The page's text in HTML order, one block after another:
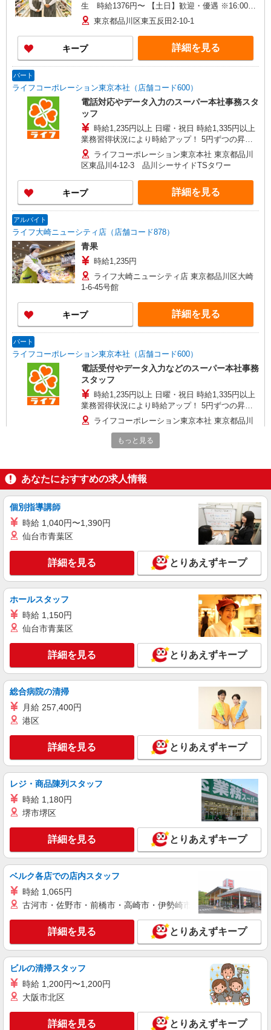
生 時給1376円〜 【土日】歓迎・優遇 ※16:00〜
21:00 時給＋100円 ※21:00〜翌2:00 時給＋200
円
東京都品川区東五反田2-10-1
キープ 詳細を見る
パート
ライフコーポレーション東京本社（店舗コード600）
電話対応やデータ入力のスーパー本社事務スタ
ッフ
時給1,235円以上 日曜・祝日 時給1,335円以上
業務習得状況により時給アップ！ 5円ずつの昇給
ステップで最大200円加給！
ライフコーポレーション東京本社 東京都品川
区東品川4-12-3 品川シーサイドTSタワー
キープ 詳細を見る
アルバイト
ライフ大崎ニューシティ店（店舗コード878）
青果
時給1,235円
ライフ大崎ニューシティ店 東京都品川区大崎
1-6-45号館
キープ 詳細を見る
パート
ライフコーポレーション東京本社（店舗コード600）
電話受付やデータ入力などのスーパー本社事務
スタッフ
時給1,235円以上 日曜・祝日 時給1,335円以上
業務習得状況により時給アップ！ 5円ずつの昇給
ステップで最大200円加給！
ライフコーポレーション東京本社 東京都品川
区東品川4-12-3 品川シーサイドTSタワー
アルバイト
ライフ武蔵小山店（店舗コード836）
時給1,350円以上
ライフ武蔵小山店 東京都品川区小山2－7－14
詳細を見る
パート
ライフ大井町トラックス店（店舗コード683）
時以降 時給1,400円以上 20時以降 時給1,500円以
上
ライフ大井町トラックス店 東京都品川区広町
二丁目1番3号
キープ 詳細を見る
ライフ大崎ニューシティ店（店舗コード878）
鮮魚
時給1,235円
ライフ大崎ニューシティ店 東京都品川区大崎
キープ 詳細を見る
アルバイト
ライフ武蔵小山店（店舗コード836）
品出し（商品陳列）
ライフ武蔵小山店 東京都品川区小山2－7－14
キープ 詳細を見る
パート
ライフ武蔵小山店（店舗コード836）
ライフ武蔵小山店 東京都品川区小山2－7－14
もっと見る
あなたにおすすめの求人情報
個別指導講師
時給 1,040円〜1,390円
仙台市青葉区
詳細を見る とりあえずキープ
ホールスタッフ
時給 1,150円
仙台市青葉区
詳細を見る とりあえずキープ
総合病院の清掃
月給 257,400円
港区
詳細を見る とりあえずキープ
レジ・商品陳列スタッフ
時給 1,180円
堺市堺区
詳細を見る とりあえずキープ
ベルク各店での店内スタッフ
時給 1,065円
古河市・佐野市・前橋市・高崎市・伊勢崎市・太田市・館林市
詳細を見る とりあえずキープ
ビルの清掃スタッフ
時給 1,200円〜1,200円
大阪市北区
詳細を見る とりあえずキープ